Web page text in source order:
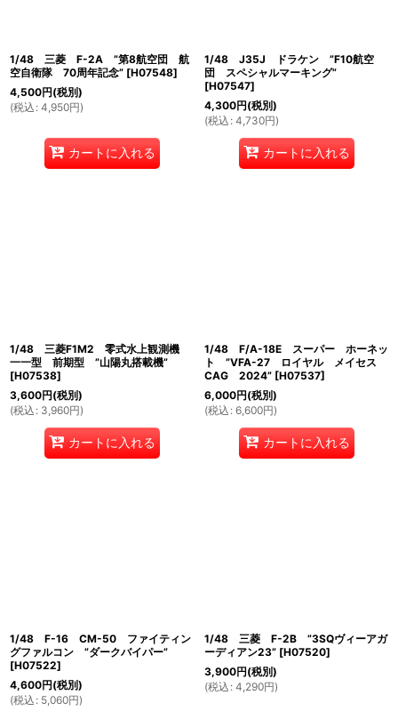
1/48 三菱 F-2A ”第8航空団 航
空自衛隊 70周年記念” [H07548]
4,500円(税別)
(税込 : 4,950円)
カートに入れる
1/48 J35J ドラケン ”F10航空
団 スペシャルマーキング”
[H07547]
4,300円(税別)
(税込 : 4,730円)
カートに入れる
1/48 三菱F1M2 零式水上観測機
一一型 前期型 ”山陽丸搭載機”
[H07538]
3,600円(税別)
(税込 : 3,960円)
カートに入れる
1/48 F/A-18E スーパー ホーネッ
ト ”VFA-27 ロイヤル メイセス
CAG 2024” [H07537]
6,000円(税別)
(税込 : 6,600円)
カートに入れる
1/48 F-16 CM-50 ファイティン
グファルコン ”ダークバイパー”
[H07522]
4,600円(税別)
(税込 : 5,060円)
1/48 三菱 F-2B ”3SQヴィーアガ
ーディアン23” [H07520]
3,900円(税別)
(税込 : 4,290円)